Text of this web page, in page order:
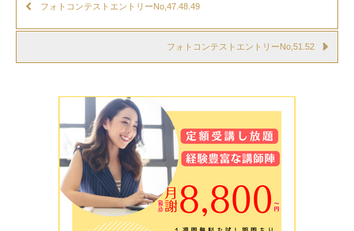
フォトコンテストエントリーNo,47.48.49
フォトコンテストエントリーNo,51.52